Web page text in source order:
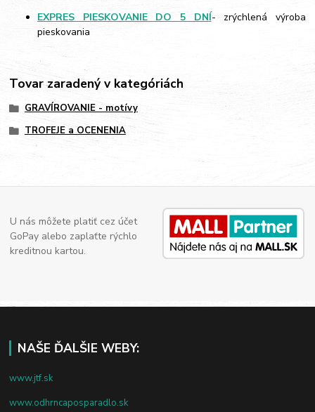
EXPRES PIESKOVANIE DO 5 DNÍ- zrýchlená výroba
pieskovania
Tovar zaradený v kategóriách
GRAVÍROVANIE - motívy
TROFEJE a OCENENIA
U nás môžete platiť cez účet
GoPay alebo zaplaťte rýchlo
kreditnou kartou.
NAŠE ĎALŠIE WEBY:
www.jtf.sk
www.odhrncaposparadlo.sk